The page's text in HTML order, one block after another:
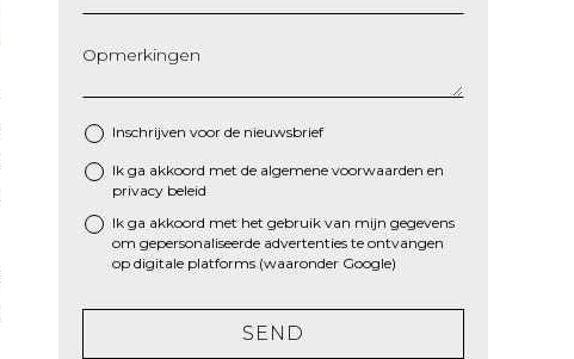
Opmerkingen
Inschrijven voor de nieuwsbrief
* Ik ga akkoord met de algemene voorwaarden en
privacy beleid
Ik ga akkoord met het gebruik van mijn gegevens
om gepersonaliseerde advertenties te ontvangen
op digitale platforms (waaronder Google)
SEND